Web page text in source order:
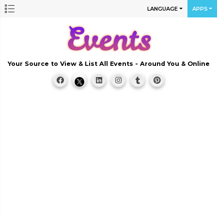
LANGUAGE APPS
Your Source to View & List All Events - Around You & Online